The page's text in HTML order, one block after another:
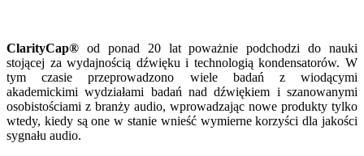
ClarityCap® od ponad 20 lat poważnie podchodzi do nauki
stojącej za wydajnością dźwięku i technologią kondensatorów. W
tym czasie przeprowadzono wiele badań z wiodącymi
akademickimi wydziałami badań nad dźwiękiem i szanowanymi
osobistościami z branży audio, wprowadzając nowe produkty tylko
wtedy, kiedy są one w stanie wnieść wymierne korzyści dla jakości
sygnału audio.